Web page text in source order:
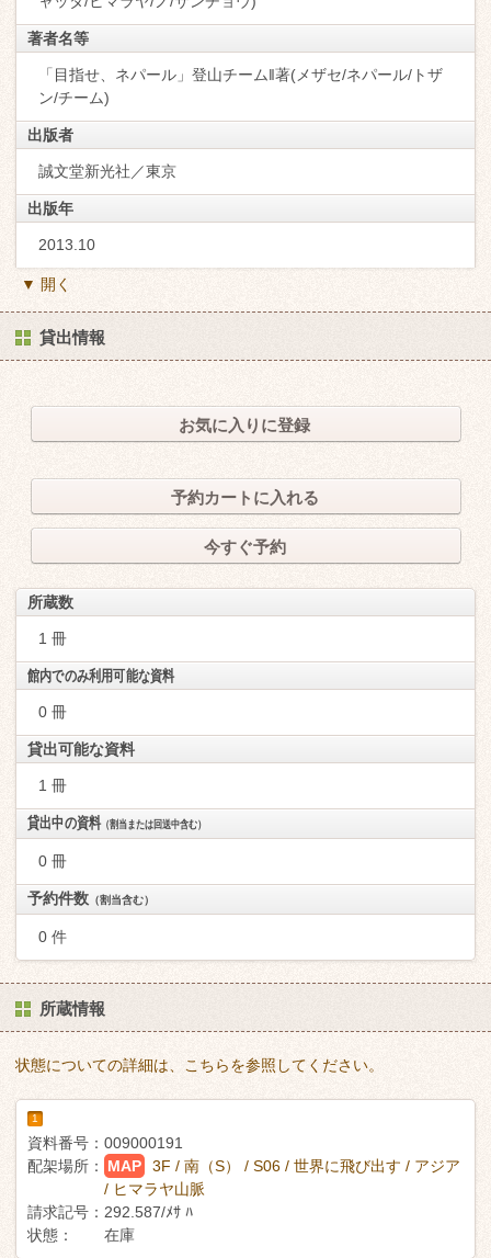
著者名等
「目指せ、ネパール」登山チーム‖著(メザセ/ネパール/トザ
ン/チーム)
出版者
誠文堂新光社／東京
出版年
2013.10
▼ 開く
貸出情報
お気に入りに登録
予約カートに入れる
今すぐ予約
所蔵数
1 冊
館内でのみ利用可能な資料
0 冊
貸出可能な資料
1 冊
貸出中の資料（割当または回送中含む）
0 冊
予約件数 （割当含む）
0 件
所蔵情報
状態についての詳細は、こちらを参照してください。
1
資料番号： 009000191
配架場所：
MAP
3F / 南（S） / S06 / 世界に飛び出す / アジア
/ ヒマラヤ山脈
請求記号： 292.587/ﾒｻ ﾊ
状態：
在庫